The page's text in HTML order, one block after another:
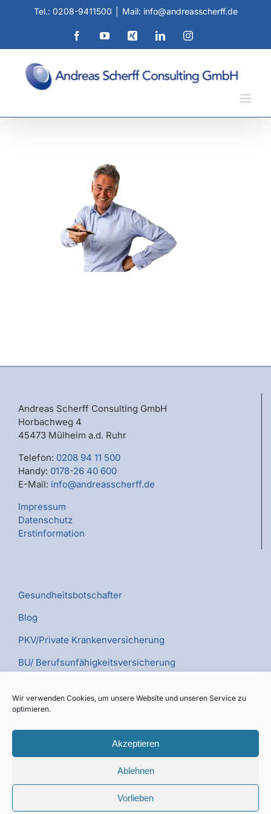
Wir verwenden Cookies, um unsere Website und unseren Service zu
optimieren.
Akzeptieren
Ablehnen
Vorlieben
Tel.: 0208-9411500 Mail: info@andreasscherff.de
FacebookYouTubeXing LinkedInInstagram
Andreas Scherff Consulting GmbH
Horbachweg 4
45473 Mülheim a.d. Ruhr
Telefon: 0208 94 11 500
Handy: 0178-26 40 600
E-Mail: info@andreasscherff.de
Impressum
Datenschutz
Erstinformation
Gesundheitsbotschafter
Blog
PKV/Private Krankenversicherung
BU/ Berufsunfähigkeitsversicherung
Kümmerer TV
© Copyright 2026 | Webdesign sem-possible.de